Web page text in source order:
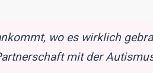
wo es wirklich
mit der